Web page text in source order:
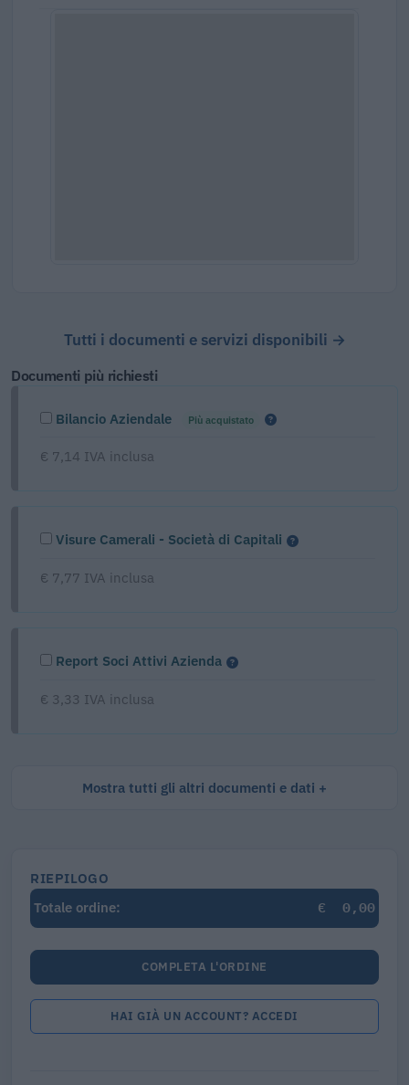
Tutti i documenti e servizi disponibili →
Documenti più richiesti
Bilancio Aziendale Più acquistato
€ 7,14 IVA inclusa
Visure Camerali - Società di Capitali
€ 7,77 IVA inclusa
Report Soci Attivi Azienda
€ 3,33 IVA inclusa
Mostra tutti gli altri documenti e dati
RIEPILOGO
Totale ordine:
€ 0,00
COMPLETA L'ORDINE
HAI GIÀ UN ACCOUNT? ACCEDI